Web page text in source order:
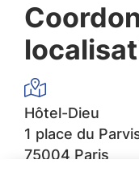
Hôtel-Dieu
1 place du
75004 Paris